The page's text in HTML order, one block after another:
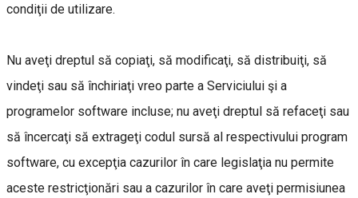
condiţii de utilizare.
Nu aveţi dreptul să copiaţi, să modificaţi, să distribuiţi, să
vindeţi sau să închiriaţi vreo parte a Serviciului şi a
programelor software incluse; nu aveţi dreptul să refaceţi sau
să încercaţi să extrageţi codul sursă al respectivului program
software, cu excepţia cazurilor în care legislaţia nu permite
aceste restricţionări sau a cazurilor în care aveţi permisiunea